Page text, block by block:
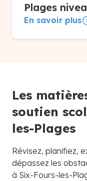
Plages
En savoir plus
Les
soutien
les-Plages
Révisez, planifiez,
dépassez les
à Six-Fours-les-